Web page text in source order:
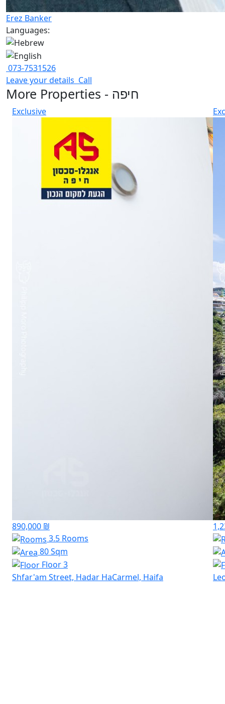
Erez Banker
Languages:
073-7531526
Leave your details Call
More Properties - חיפה
Exclusive
890,000 ₪
3.5 Rooms
80 Sqm
Floor 3
Shfar'am Street, Hadar HaCarmel, Haifa